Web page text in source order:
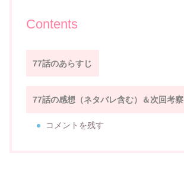
Contents
77話のあらすじ
77話の感想（ネタバレ含む）＆次回考察
コメントを残す